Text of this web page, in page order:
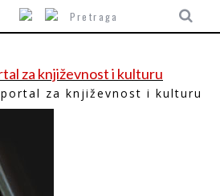
portal za književnost i kulturu